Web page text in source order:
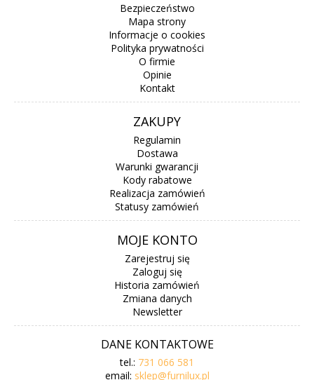
Bezpieczeństwo
Mapa strony
Informacje o cookies
Polityka prywatności
O firmie
Opinie
Kontakt
ZAKUPY
Regulamin
Dostawa
Warunki gwarancji
Kody rabatowe
Realizacja zamówień
Statusy zamówień
MOJE KONTO
Zarejestruj się
Zaloguj się
Historia zamówień
Zmiana danych
Newsletter
DANE KONTAKTOWE
tel.: 731 066 581
email: sklep@furnilux.pl